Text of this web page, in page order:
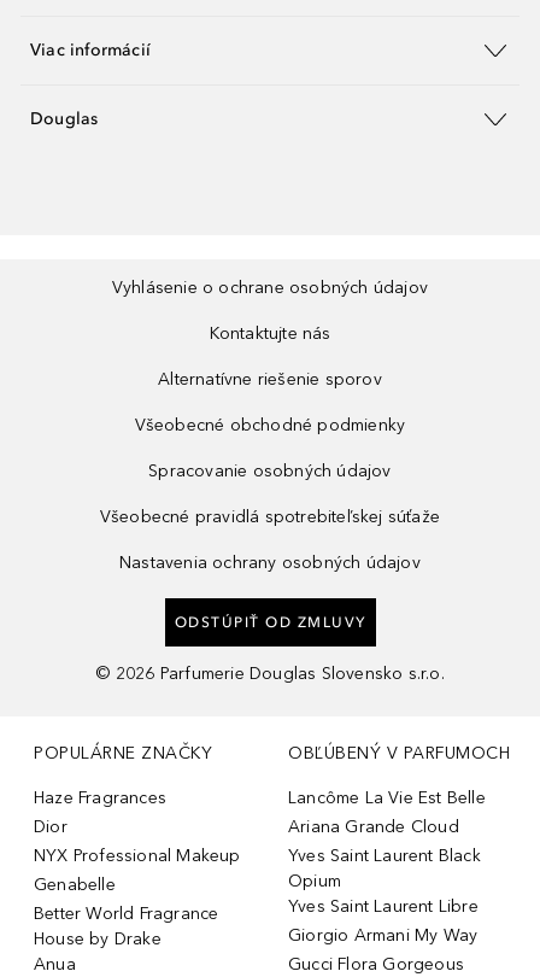
Viac informácií
Douglas
Vyhlásenie o ochrane osobných údajov
Kontaktujte nás
Alternatívne riešenie sporov
Všeobecné obchodné podmienky
Spracovanie osobných údajov
Všeobecné pravidlá spotrebiteľskej súťaže
Nastavenia ochrany osobných údajov
ODSTÚPIŤ OD ZMLUVY
© 2026 Parfumerie Douglas Slovensko s.r.o.
POPULÁRNE ZNAČKY
Haze Fragrances
Dior
NYX Professional Makeup
Genabelle
Better World Fragrance
House by Drake
Anua
OBĽÚBENÝ V PARFUMOCH
Lancôme La Vie Est Belle
Ariana Grande Cloud
Yves Saint Laurent Black
Opium
Yves Saint Laurent Libre
Giorgio Armani My Way
Gucci Flora Gorgeous